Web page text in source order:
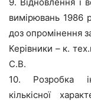
вимірювань 1986
доз опромінення
Керівники – к.
С.В.
10. Розробка
кількісної